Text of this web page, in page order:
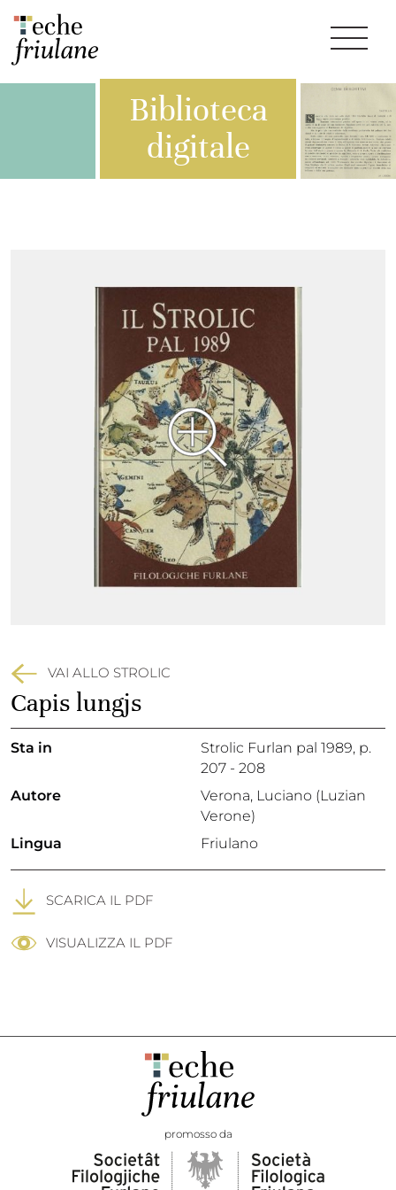
Biblioteca
digitale
VAI ALLO STROLIC
Capis lungjs
Sta in Strolic Furlan pal 1989, p.
207 - 208
Autore
Verona, Luciano (Luzian
Verone)
Lingua
Friulano
SCARICA IL PDF
VISUALIZZA IL PDF
promosso da